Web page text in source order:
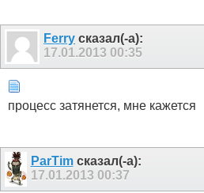
Ferry сказал(-а):
17.01.2013 00:35
процесс затянется, мне кажется
ParTimсказал(-а):
17.01.2013 00:37